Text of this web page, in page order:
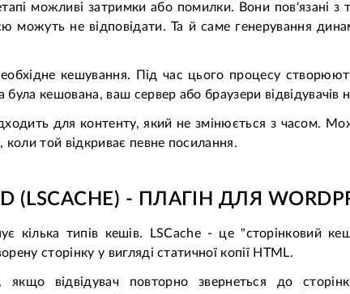
можливі затримки або помилки. Вони пов'язані
можуть не відповідати. Та й саме генерування
кешування. Під час цього процесу
була кешована, ваш сервер або браузери відвідувачів
для контенту, який не змінюється з часом.
коли той відкриває певне посилання.
(LSCACHE) - ПЛАГІН ДЛЯ
кілька типів кешів. LSCache - це "сторінковий
сторінку у вигляді статичної копії HTML.
якщо відвідувач повторно звернеться до